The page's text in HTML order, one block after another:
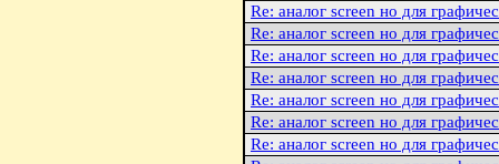
Re: аналог screen но для
Re: аналог screen но для
Re: аналог screen но для
Re: аналог screen но для
Re: аналог screen но для
Re: аналог screen но для
Re: аналог screen но для